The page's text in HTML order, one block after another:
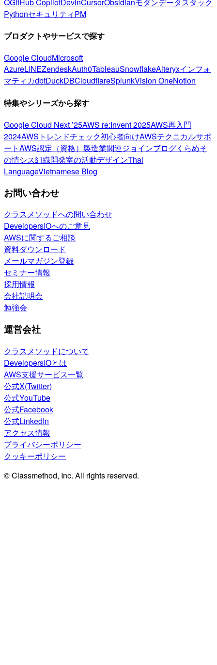
PythonセキュリティPM
プロダクトやサービスで探す
Google CloudMicrosoft
AzureLINEZendeskAuth0TableauSnowflakeAlteryxインフォ
マティカdbtDuckDBCloudflareSplunkVision OneNotion
特集やシリーズから探す
Google Cloud Next ’25AWS re:Invent 2025AWS再入門
2024AWSトレンドチェック初心者向けAWSテクニカルサポ
ートAWS認定（資格） 製造業関連ジョインブログくらめそ
の情シス組織開発室の活動デザインThai
LanguageVietnamese Blog
お問い合わせ
クラスメソッドへの問い合わせ
DevelopersIOへのご意見
AWSに関するご相談
資料ダウンロード
メールマガジン登録
セミナー情報
採用情報
会社説明会
勉強会
運営会社
クラスメソッドについて
DevelopersIOとは
AWS支援サービス一覧
公式X(Twitter)
公式YouTube
公式Facebook
公式LinkedIn
アクセス情報
プライバシーポリシー
クッキーポリシー
© Classmethod, Inc. All rights reserved.